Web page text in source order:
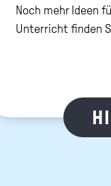
Noch mehr Ideen
Unterricht finden